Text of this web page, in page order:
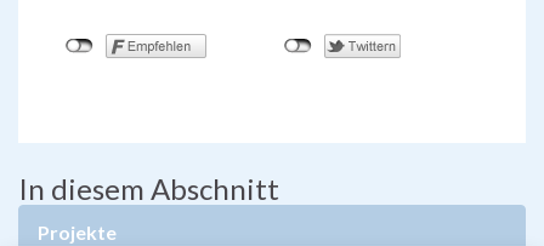
In diesem Abschnitt
Projekte